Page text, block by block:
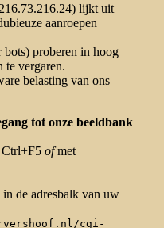
lijkt uit
aanroepen
bots) proberen in hoog
te vergaren.
belasting van ons
tot onze beeldbank
Ctrl+F5 ofmet
in de adresbalk van uw
cgi-